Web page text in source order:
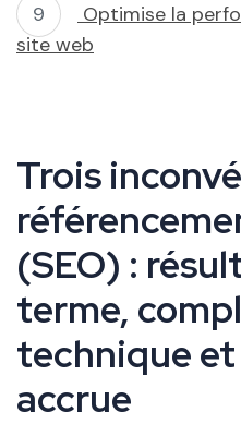
Optimise la
site web
Trois
(SEO) :
terme,
technique
accrue